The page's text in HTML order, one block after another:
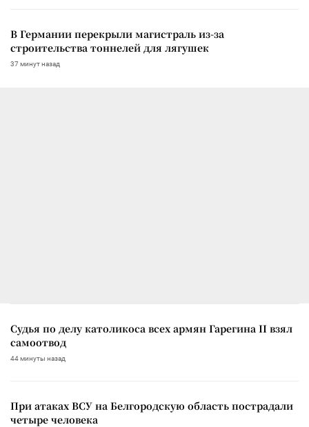
В Германии перекрыли магистраль из-за
строительства тоннелей для лягушек
37 минут назад
Судья по делу католикоса всех армян Гарегина II взял
самоотвод
44 минуты назад
При атаках ВСУ на Белгородскую область пострадали
четыре человека